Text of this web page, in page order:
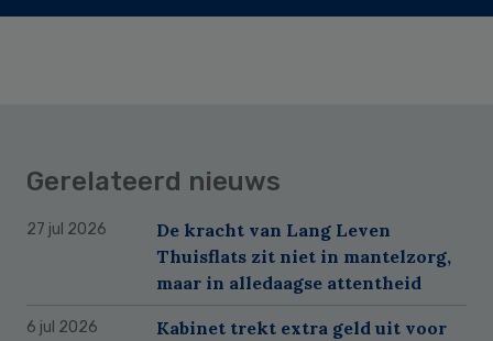
Gerelateerd nieuws
27 jul 2026
De kracht van Lang Leven
Thuisflats zit niet in mantelzorg,
maar in alledaagse attentheid
6 jul 2026
Kabinet trekt extra geld uit voor